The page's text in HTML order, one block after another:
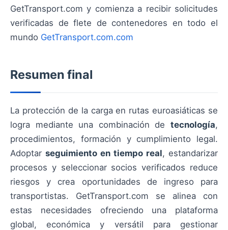
GetTransport.com y comienza a recibir solicitudes
verificadas de flete de contenedores en todo el
mundo GetTransport.com.com
Resumen final
La protección de la carga en rutas euroasiáticas se
logra mediante una combinación de tecnología,
procedimientos, formación y cumplimiento legal.
Adoptar seguimiento en tiempo real, estandarizar
procesos y seleccionar socios verificados reduce
riesgos y crea oportunidades de ingreso para
transportistas. GetTransport.com se alinea con
estas necesidades ofreciendo una plataforma
global, económica y versátil para gestionar